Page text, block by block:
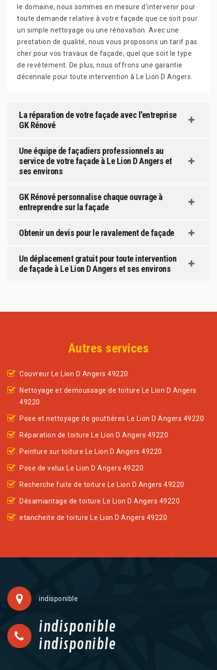
le domaine, nous sommes en mesure d'intervenir pour
toute demande relative à votre façade que ce soit pour
un simple nettoyage ou une rénovation. Avec une
prestation de qualité, nous vous proposons un tarif pas
cher pour vos travaux de façade, quel que soit le type
de revêtement. De plus, nous offrons une garantie
décennale pour toute intervention à Le Lion D Angers.
La réparation de votre façade avec l'entreprise
GK Rénové
Une équipe de façadiers professionnels au
service de votre façade à Le Lion D Angers et
ses environs
GK Rénové personnalise chaque ouvrage à
entreprendre sur la façade
Obtenir un devis pour le ravalement de façade
Un déplacement gratuit pour toute intervention
de façade à Le Lion D Angers et ses environs
Autres services
Couvreur Le Lion D Angers 49220
Nettoyage et demoussage de toiture Le Lion D Angers
49220
Pose et nettoyage de gouttières Le Lion D Angers 49220
Réparation de toiture Le Lion D Angers 49220
Peinture sur toiture Le Lion D Angers 49220
Pose de velux Le Lion D Angers 49220
Recherche fuite de toiture Le Lion D Angers 49220
Désamiantage de toiture Le Lion D Angers 49220
etancheite de toiture Le Lion D Angers 49220
indisponible
indisponible
indisponible